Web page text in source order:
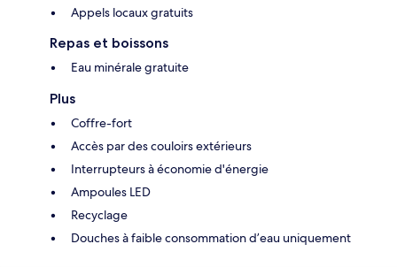
Appels locaux gratuits
Repas et boissons
Eau minérale gratuite
Plus
Coffre-fort
Accès par des couloirs extérieurs
Interrupteurs à économie d'énergie
Ampoules LED
Recyclage
Douches à faible consommation d’eau uniquement